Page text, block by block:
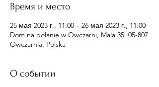
Время и место
25 мая 2023 г., 11:00 – 26 мая 2023 г., 11:00
Dom na polanie w Owczarni, Mała 35, 05-807
Owczarnia, Polska
О событии